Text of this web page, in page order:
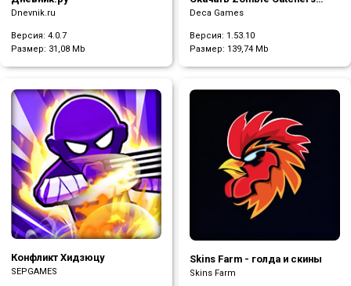
Dnevnik.ru
Версия: 4.0.7
Размер: 31,08 Mb
(Mod много денег и плутония)
Deca Games
Версия: 1.53.10
Размер: 139,74 Mb
Конфликт Хидзюцу
SEPGAMES
Skins Farm - голда и скины
Skins Farm